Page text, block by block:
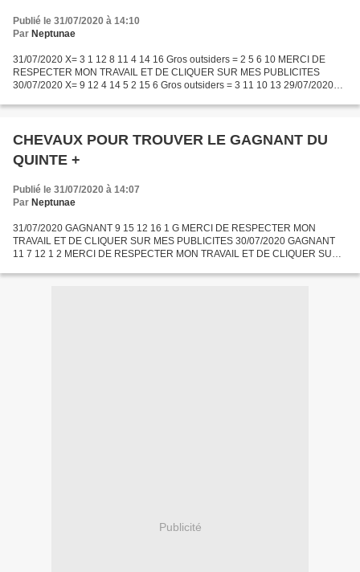
Publié le 31/07/2020 à 14:10
Par Neptunae
31/07/2020 X= 3 1 12 8 11 4 14 16 Gros outsiders = 2 5 6 10 MERCI DE
RESPECTER MON TRAVAIL ET DE CLIQUER SUR MES PUBLICITES
30/07/2020 X= 9 12 4 14 5 2 15 6 Gros outsiders = 3 11 10 13 29/07/2020
CHEVAUX POUR TROUVER LE GAGNANT DU
QUINTE +
Publié le 31/07/2020 à 14:07
Par Neptunae
31/07/2020 GAGNANT 9 15 12 16 1 G MERCI DE RESPECTER MON
TRAVAIL ET DE CLIQUER SUR MES PUBLICITES 30/07/2020 GAGNANT
11 7 12 1 2 MERCI DE RESPECTER MON TRAVAIL ET DE CLIQUER SUR
MERCI DE...
Publicité